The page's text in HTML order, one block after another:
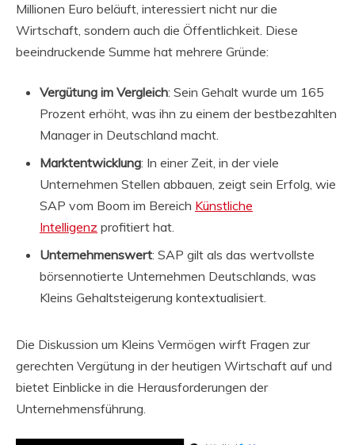
Millionen Euro beläuft, interessiert nicht nur die
Wirtschaft, sondern auch die Öffentlichkeit. Diese
beeindruckende Summe hat mehrere Gründe:
Vergütung im Vergleich: Sein Gehalt wurde um 165
Prozent erhöht, was ihn zu einem der bestbezahlten
Manager in Deutschland macht.
Marktentwicklung: In einer Zeit, in der viele
Unternehmen Stellen abbauen, zeigt sein Erfolg, wie
SAP vom Boom im Bereich Künstliche
Intelligenz profitiert hat.
Unternehmenswert: SAP gilt als das wertvollste
börsennotierte Unternehmen Deutschlands, was
Kleins Gehaltsteigerung kontextualisiert.
Die Diskussion um Kleins Vermögen wirft Fragen zur
gerechten Vergütung in der heutigen Wirtschaft auf und
bietet Einblicke in die Herausforderungen der
Unternehmensführung.